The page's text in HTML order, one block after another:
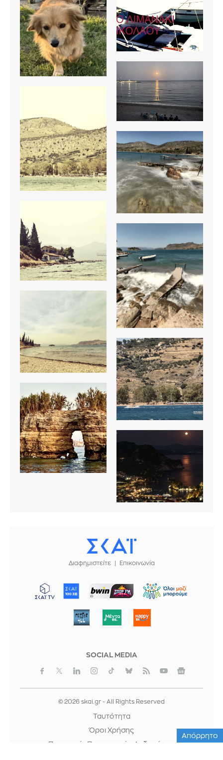
Διαφημιστείτε Επικοινωνία
ΜΠΟΡΟΥΜΕ
SOCIAL MEDIA
© 2026 skai.gr - All Rights Reserved
Ταυτότητα
Όροι Χρήσης
Προστασία Προσωπικών Δεδομένων
Απόρρητο